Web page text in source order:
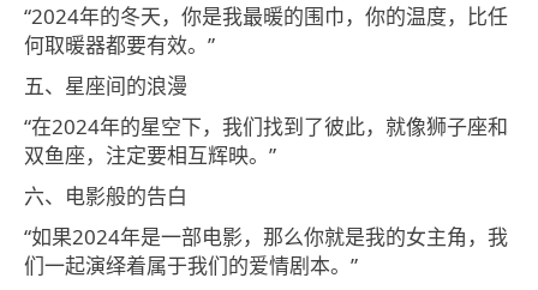
“2024年的冬天，你是我最暖的围巾，你的温度，比任
何取暖器都要有效。”
五、星座间的浪漫
“在2024年的星空下，我们找到了彼此，就像狮子座和
双鱼座，注定要相互辉映。”
六、电影般的告白
“如果2024年是一部电影，那么你就是我的女主角，我
们一起演绎着属于我们的爱情剧本。”